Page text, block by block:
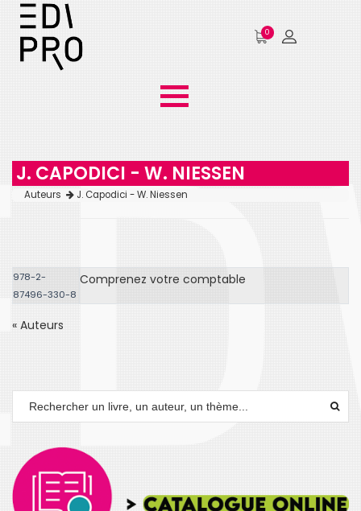
0
J. CAPODICI - W. NIESSEN
Auteurs J. Capodici - W. Niessen
978-2-
87496-330-8
Comprenez votre comptable
« Auteurs